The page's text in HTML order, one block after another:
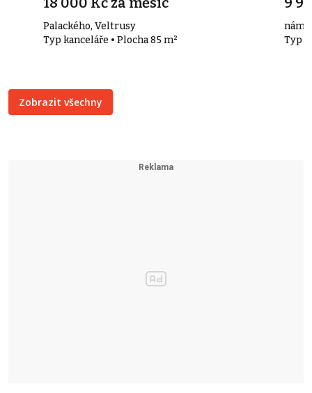
Palackého, Veltrusy
Typ kanceláře • Plocha 85 m²
Typ
Zobrazit všechny